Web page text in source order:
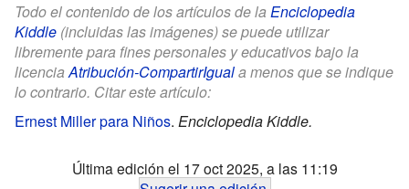
Todo el contenido de los artículos de la Enciclopedia
Kiddle (incluidas las imágenes) se puede utilizar
libremente para fines personales y educativos bajo la
licenciaAtribución-CompartirIguala menos que se indique
lo contrario. Citar este artículo:
Ernest Miller para Niños. Enciclopedia Kiddle.
Última edición el 17 oct 2025, a las 11:19